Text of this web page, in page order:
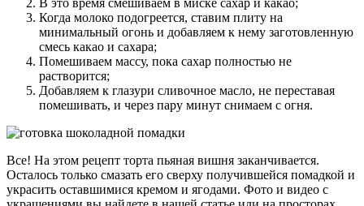
Когда молоко подогреется, ставим плиту на
минимальный огонь и добавляем к нему заготовленную
смесь какао и сахара;
Помешиваем массу, пока сахар полностью не
растворится;
Добавляем к глазури сливочное масло, не переставая
помешивать, и через пару минут снимаем с огня.
Все! На этом рецепт торта пьяная вишня заканчивается.
Осталось только смазать его сверху получившейся помадкой и
украсить оставшимися кремом и ягодами. Фото и видео с